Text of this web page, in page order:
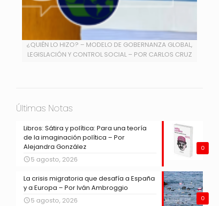
¿QUIÉN LO HIZO? – MODELO DE GOBERNANZA GLOBAL,
LEGISLACIÓN Y CONTROL SOCIAL – POR CARLOS CRUZ
Últimas Notas
0
Libros: Sátira y política: Para una teoría
de la imaginación política – Por
Alejandra González
5 agosto, 2026
0
La crisis migratoria que desafía a España
y a Europa – Por Iván Ambroggio
5 agosto, 2026